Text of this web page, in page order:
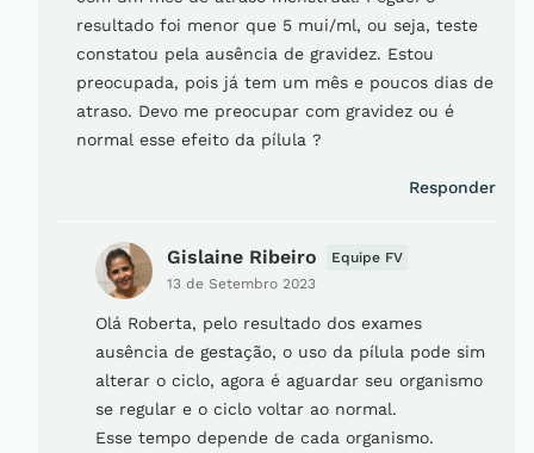
resultado foi menor que 5 mui/ml, ou seja, teste
constatou pela ausência de gravidez. Estou
preocupada, pois já tem um mês e poucos dias de
atraso. Devo me preocupar com gravidez ou é
normal esse efeito da pílula ?
Responder
Gislaine Ribeiro
13 de Setembro 2023
Equipe FV
Olá Roberta, pelo resultado dos exames
ausência de gestação, o uso da pílula pode sim
alterar o ciclo, agora é aguardar seu organismo
se regular e o ciclo voltar ao normal.
Esse tempo depende de cada organismo.